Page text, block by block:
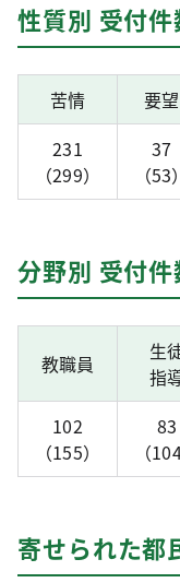
性質別 受付
苦情 要望
231
（299）
37
（53）
分野別 受付
教職員
生
指
102
（155）
83
（
寄せられた都